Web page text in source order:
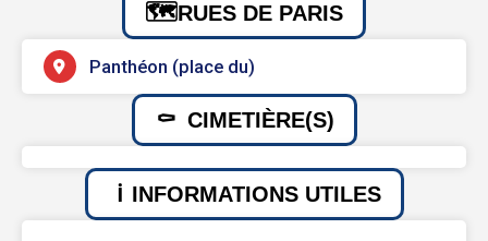
RUES DE PARIS
Panthéon (place du)
CIMETIÈRE(S)
INFORMATIONS UTILES